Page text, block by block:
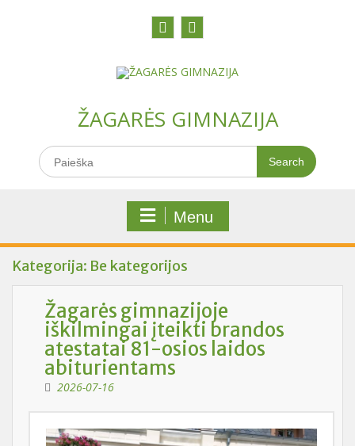
ŽAGARĖS GIMNAZIJA
Search
for:
Menu
Kategorija: Be kategorijos
Žagarės gimnazijoje
iškilmingai įteikti brandos
atestatai 81-osios laidos
abiturientams
2026-07-16